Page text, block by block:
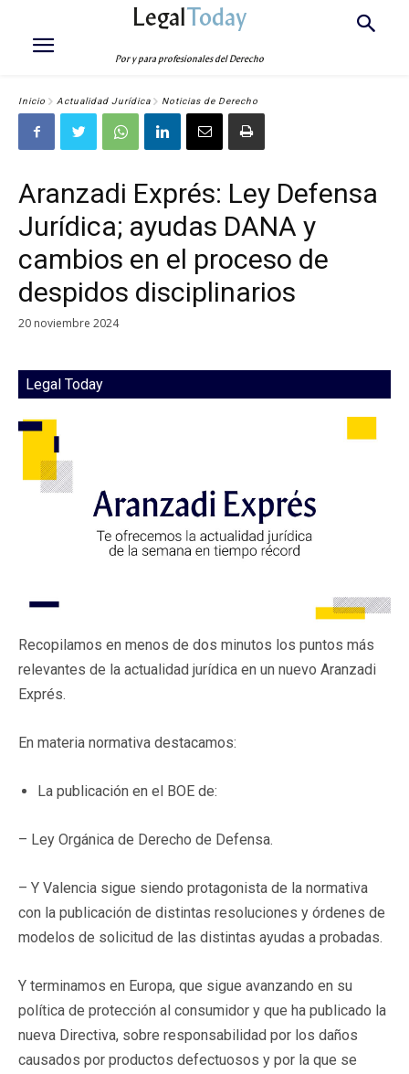
LegalToday
Por y para profesionales del Derecho
Inicio Actualidad Jurídica Noticias de Derecho
Aranzadi Exprés: Ley Defensa
Jurídica; ayudas DANA y
cambios en el proceso de
despidos disciplinarios
20 noviembre 2024
Legal Today
Recopilamos en menos de dos minutos los puntos más
relevantes de la actualidad jurídica en un nuevo Aranzadi
Exprés.
En materia normativa destacamos:
La publicación en el BOE de:
– Ley Orgánica de Derecho de Defensa.
– Y Valencia sigue siendo protagonista de la normativa
con la publicación de distintas resoluciones y órdenes de
modelos de solicitud de las distintas ayudas a probadas.
Y terminamos en Europa, que sigue avanzando en su
política de protección al consumidor y que ha publicado la
nueva Directiva, sobre responsabilidad por los daños
causados por productos defectuosos y por la que se